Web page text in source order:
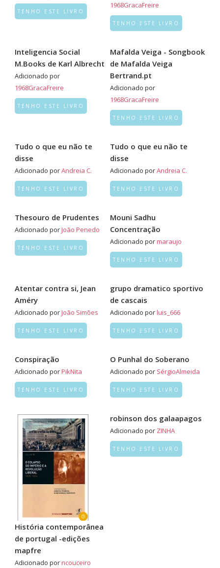
TENHO ESTE LIVRO
1968GracaFreire
TENHO ESTE LIVRO
Inteligencia Social
M.Books de Karl Albrecht
Adicionado por
1968GracaFreire
TENHO ESTE LIVRO
Mafalda Veiga - Songbook
de Mafalda Veiga
Bertrand.pt
Adicionado por
1968GracaFreire
TENHO ESTE LIVRO
Tudo o que eu não te
disse
Adicionado porAndreia C.
TENHO ESTE LIVRO
Tudo o que eu não te
disse
Adicionado porAndreia C.
TENHO ESTE LIVRO
Thesouro de Prudentes
Adicionado porJoão Penedo
TENHO ESTE LIVRO
Mouni Sadhu
Concentração
Adicionado pormaraujo
TENHO ESTE LIVRO
Atentar contra si, Jean
Améry
Adicionado porJoão Simões
TENHO ESTE LIVRO
grupo dramatico sportivo
de cascais
Adicionado porluis_666
TENHO ESTE LIVRO
Conspiração
Adicionado porPikNita
TENHO ESTE LIVRO
O Punhal do Soberano
Adicionado por SérgioAlmeida
TENHO ESTE LIVRO
História contemporânea
de portugal -edições
mapfre
Adicionado porncouceiro
robinson dos galaapagos
Adicionado por ZINHA
TENHO ESTE LIVRO